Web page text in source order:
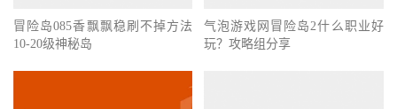
冒险岛085香飘飘稳刷不掉方法
10-20级神秘岛